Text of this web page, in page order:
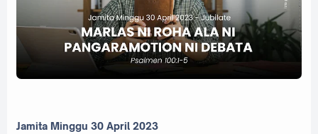
Jamita Minggu 30 April 2023